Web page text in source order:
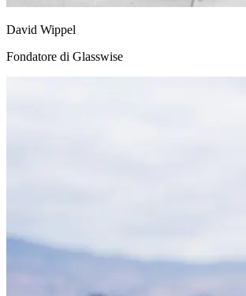
David Wippel
Fondatore di Glasswise